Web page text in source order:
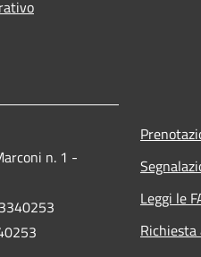
n. 1 -
Leggi le